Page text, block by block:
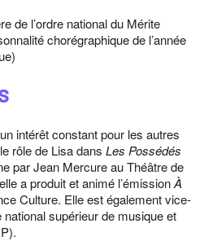
de l’ordre national du Mérite
chorégraphique de l’année
intérêt constant pour les autres
rôle de Lisa dans Les Possédés
par Jean Mercure au Théâtre de
a produit et animé l’émissionÀ
Culture. Elle est également vice-
supérieur de musique et